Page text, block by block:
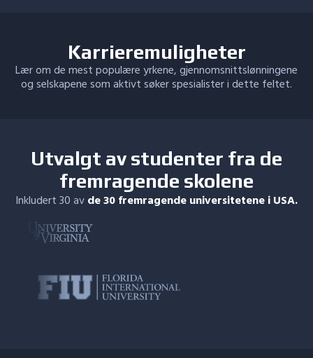
Karrieremuligheter
Lær om de mest populære yrkene, gjennomsnittslønningene
og selskapene som aktivt søker spesialister i dette feltet.
Utvalgt av studenter fra de
fremragende skolene
Inkludert 30 avde 30 fremragende universitetene i USA.